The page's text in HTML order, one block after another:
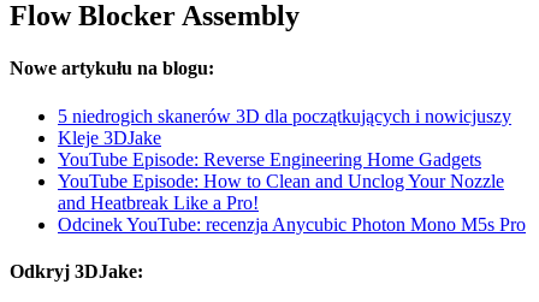
Flow Blocker Assembly
Nowe artykułu na blogu:
5 niedrogich skanerów 3D dla początkujących i nowicjuszy
Kleje 3DJake
YouTube Episode: Reverse Engineering Home Gadgets
YouTube Episode: How to Clean and Unclog Your Nozzle
and Heatbreak Like a Pro!
Odcinek YouTube: recenzja Anycubic Photon Mono M5s Pro
Odkryj 3DJake: